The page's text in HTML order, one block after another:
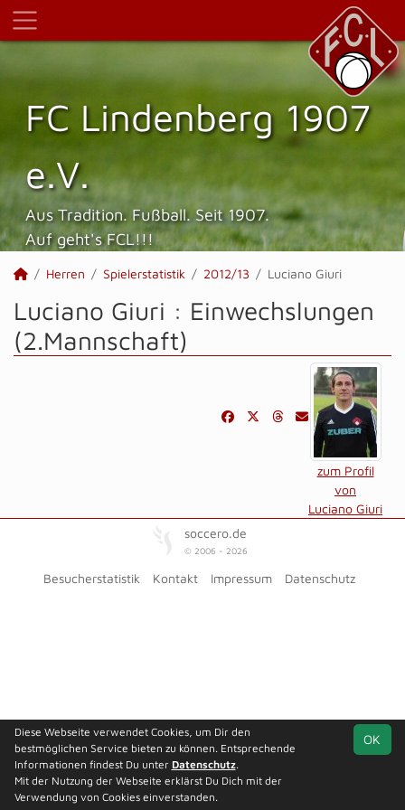
FC Lindenberg 1907
e.V.
Aus Tradition. Fußball. Seit 1907.
Auf geht's FCL!!!
Herren Spielerstatistik 2012/13 Luciano Giuri
Luciano Giuri : Einwechslungen
(2.Mannschaft)
zum Profil
von
Luciano Giuri
soccero.de
© 2006 - 2026
Besucherstatistik Kontakt Impressum Datenschutz
OK
Diese Webseite verwendet Cookies, um Dir den
bestmöglichen Service bieten zu können. Entsprechende
Informationen findest Du unter Datenschutz.
Mit der Nutzung der Webseite erklärst Du Dich mit der
Verwendung von Cookies einverstanden.